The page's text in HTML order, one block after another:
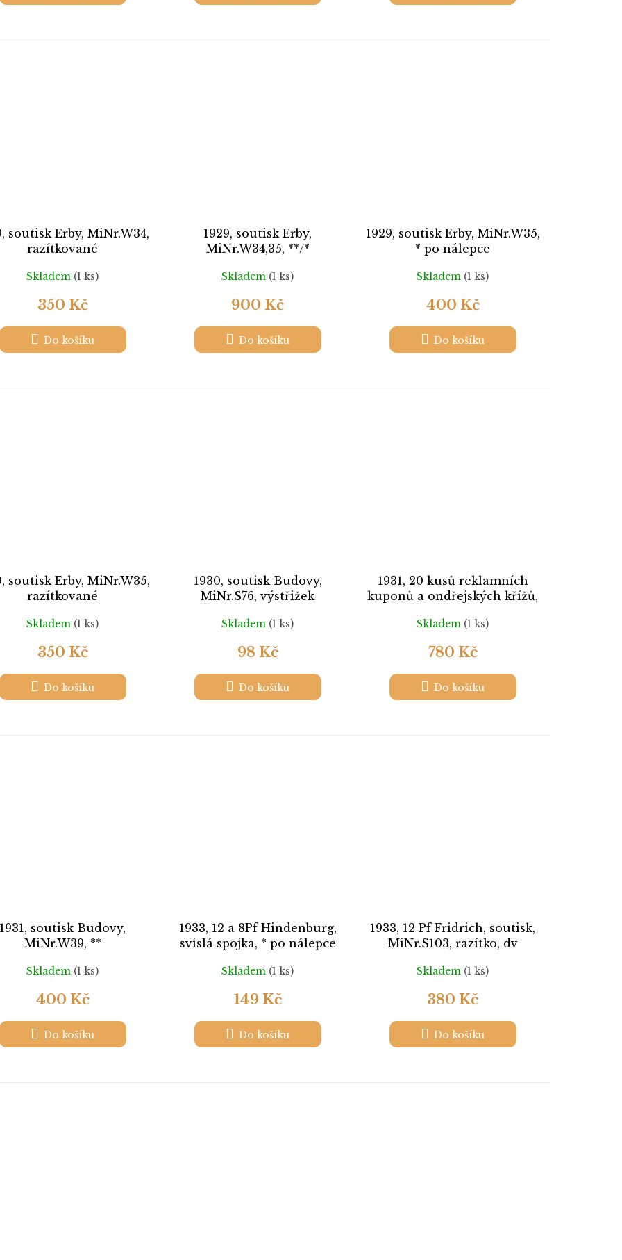
soutisk Erby, MiNr.W34,
razítkované
Skladem (1 ks)
350 Kč
Do košíku
1929, soutisk Erby,
MiNr.W34,35, **/*
Skladem (1 ks)
900 Kč
Do košíku
1929, soutisk Erby, MiNr.W35,
* po nálepce
Skladem (1 ks)
400 Kč
Do košíku
soutisk Erby, MiNr.W35,
razítkované
Skladem (1 ks)
350 Kč
Do košíku
1930, soutisk Budovy,
MiNr.S76, výstřižek
Skladem (1 ks)
98 Kč
Do košíku
1931, 20 kusů reklamních
kuponů a ondřejských křížů,
Skladem (1 ks)
780 Kč
Do košíku
1931, soutisk Budovy,
MiNr.W39, **
Skladem (1 ks)
400 Kč
Do košíku
1933, 12 a 8Pf Hindenburg,
svislá spojka, * po nálepce
Skladem (1 ks)
149 Kč
Do košíku
1933, 12 Pf Fridrich, soutisk,
MiNr.S103, razítko, dv
Skladem (1 ks)
380 Kč
Do košíku